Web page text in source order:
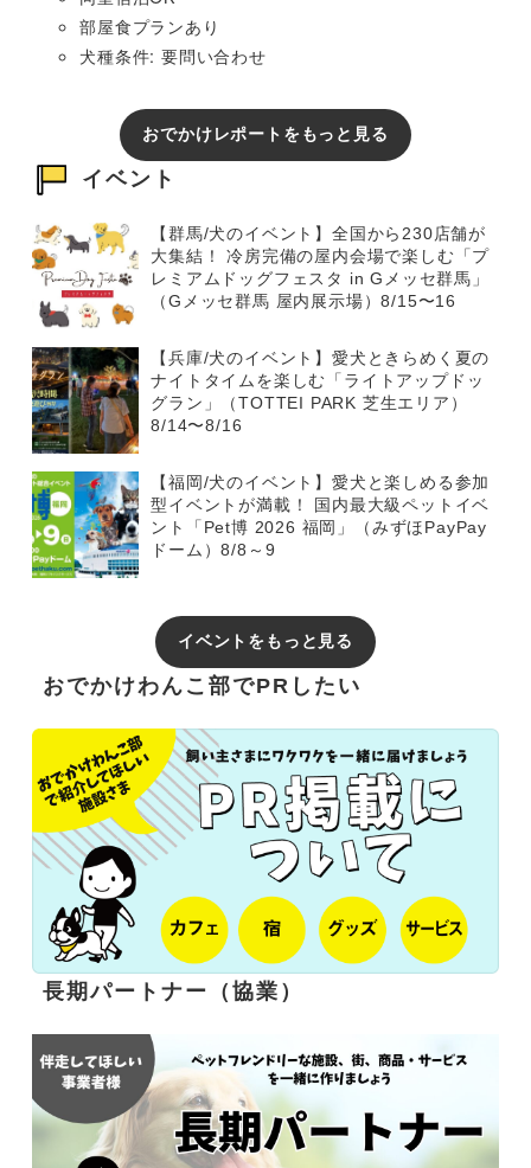
部屋食プランあり
犬種条件: 要問い合わせ
おでかけレポートをもっと見る
イベント
【群馬/犬のイベント】全国から230店舗が
大集結！ 冷房完備の屋内会場で楽しむ「プ
レミアムドッグフェスタ in Gメッセ群馬」
（Gメッセ群馬 屋内展示場）8/15〜16
【兵庫/犬のイベント】愛犬ときらめく夏の
ナイトタイムを楽しむ「ライトアップドッ
グラン」（TOTTEI PARK 芝生エリア）
8/14〜8/16
【福岡/犬のイベント】愛犬と楽しめる参加
型イベントが満載！ 国内最大級ペットイベ
ント「Pet博 2026 福岡」（みずほPayPay
ドーム）8/8～9
イベントをもっと見る
おでかけわんこ部でPRしたい
長期パートナー（協業）